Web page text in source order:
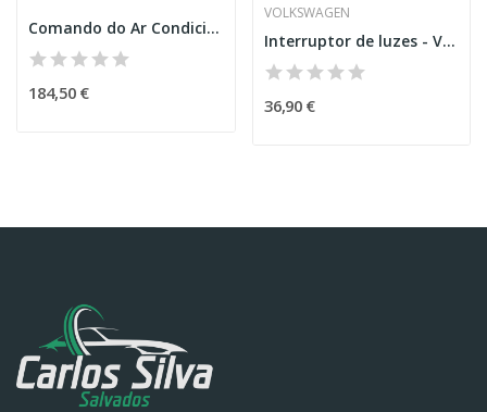
Comando do Ar Condicionado Traseiro –...
184,50 €
VOLKSWAGEN
Interruptor de luzes - Volkswagen Touran (5T1)
36,90 €